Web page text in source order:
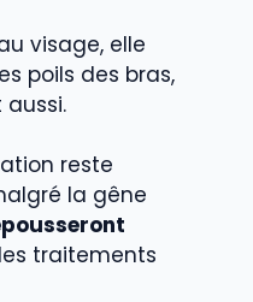
visage, elle
poils des bras,
reste
la gêne
traitements